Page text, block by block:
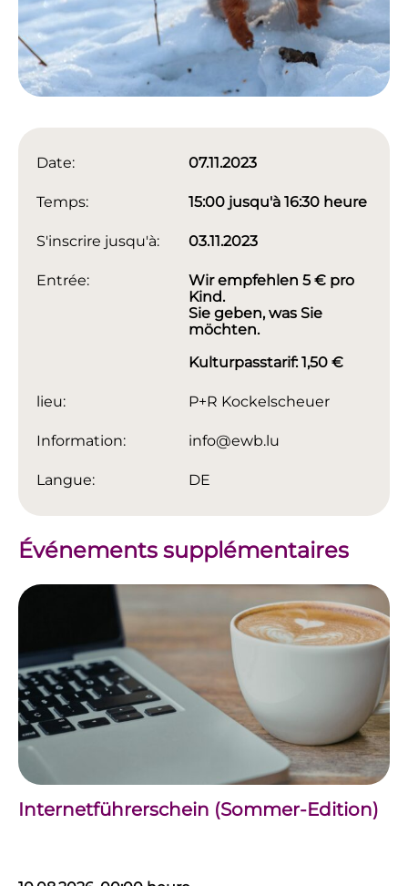
Date: 07.11.2023
Temps: 15:00 jusqu'à 16:30 heure
S'inscrire jusqu'à: 03.11.2023
Entrée:
Wir empfehlen 5 € pro
Kind.
Sie geben, was Sie
möchten.
Kulturpasstarif: 1,50 €
lieu: P+R Kockelscheuer
Information: info@ewb.lu
Langue: DE
Événements supplémentaires
Internetführerschein (Sommer-Edition)